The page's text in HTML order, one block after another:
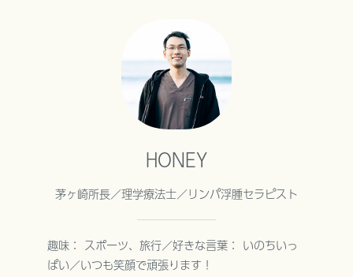
HONEY
茅ヶ崎所長／理学療法士／リンパ浮腫セラピスト
趣味： スポーツ、旅行／好きな言葉： いのちいっ
ぱい／いつも笑顔で頑張ります！